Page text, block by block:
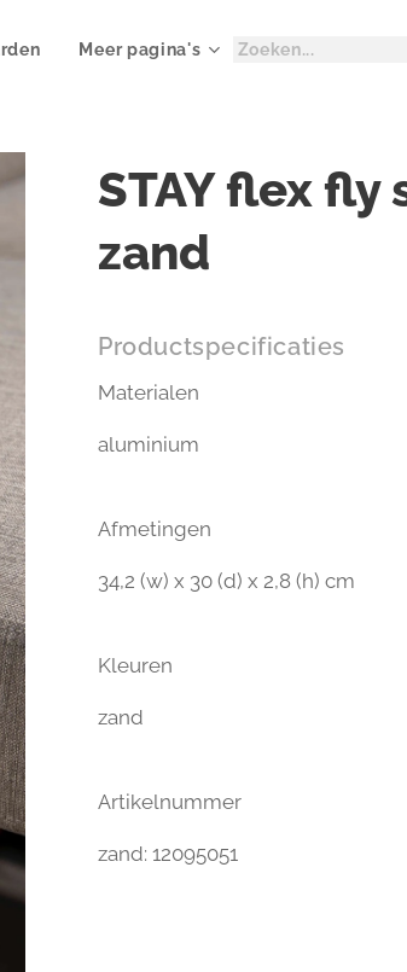
Meer pagina's
STAY flex fly
zand
Productspecificaties
Materialen
aluminium
Afmetingen
34,2 (w) x 30 (d) x 2,8 (h) cm
Kleuren
zand
Artikelnummer
zand: 12095051